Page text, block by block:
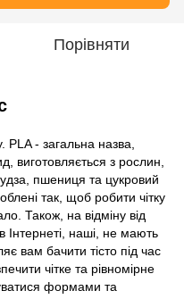
Порівняти
PLA - загальна назва,
виготовляється з рослин,
пшениця та цукровий
так, щоб робити чітку
Також, на відміну від
Інтернеті, наші, не мають
вам бачити тісто під час
чітке та рівномірне
формами та